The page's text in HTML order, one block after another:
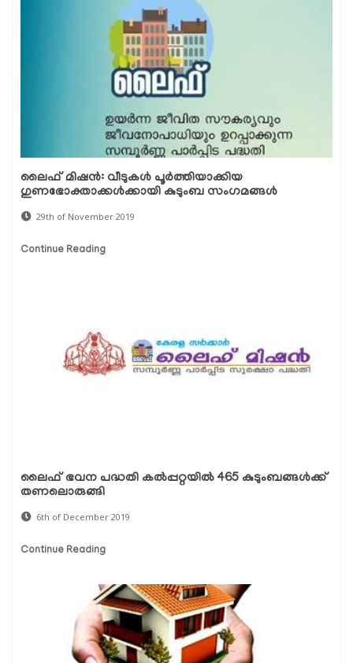
ലൈഫ് മിഷന്‍: വീടുകള്‍ പൂര്‍ത്തിയാക്കിയ
ഗുണഭോക്താക്കള്‍ക്കായി കുടുംബ സംഗമങ്ങള്‍
29th of November 2019
Continue Reading
ലൈഫ് ഭവന പദ്ധതി കല്‍പ്പറ്റയില്‍ 465 കുടുംബങ്ങള്‍ക്ക്
തണലൊരുങ്ങി
6th of December 2019
Continue Reading